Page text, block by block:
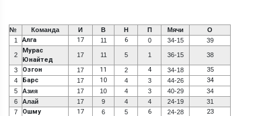
№ Команда И В Н П Мячи
О
1
Алга 17 11 6 0 34-15 39
2
Мурас
Юнайтед
17 11 5 1 36-15 38
3 Озгон 17 11 2 4 34-18 35
4 Барс 17 10 4 3 44-26 34
5 Азия 17 10 4 3 40-29
34
6
Алай 17 9 4 4 24-19
31
7
Ошму 17 6 5 6 24-28 23